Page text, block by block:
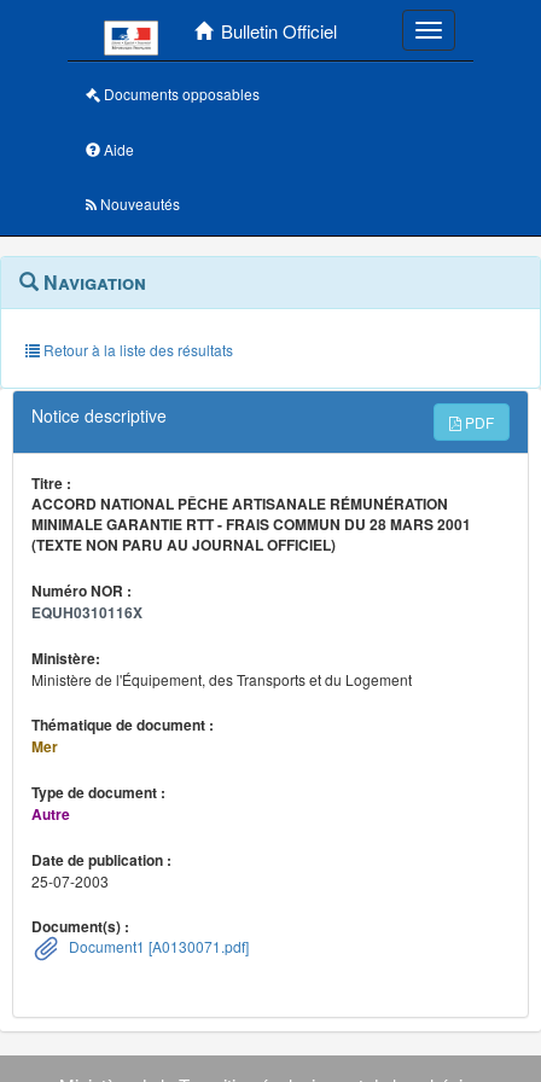
Bulletin Officiel Toggle
Documents opposables
Aide
Nouveautés
Navigation
outils
annexes
Menu
contextuel
Navigation
Retour à la liste des résultats
Notice descriptive PDF
Titre :
ACCORD NATIONAL PÊCHE ARTISANALE RÉMUNÉRATION
MINIMALE GARANTIE RTT - FRAIS COMMUN DU 28 MARS 2001
(TEXTE NON PARU AU JOURNAL OFFICIEL)
Numéro NOR :
EQUH0310116X
Ministère:
Ministère de l'Équipement, des Transports et du Logement
Thématique de document :
Mer
Type de document :
Autre
Date de publication :
25-07-2003
Document(s) :
Document1 [A0130071.pdf]
Navigation